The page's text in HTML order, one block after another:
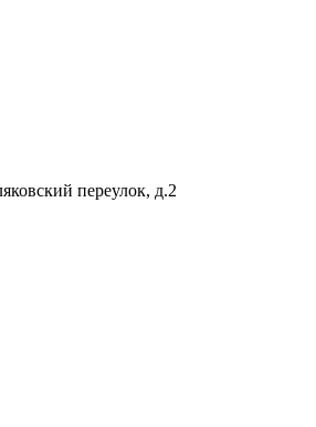
переулок, д.2